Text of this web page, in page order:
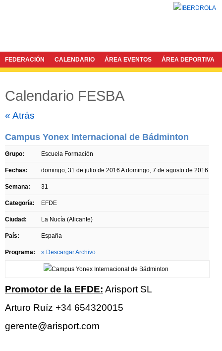
FEDERACIÓN CALENDARIO ÁREA EVENTOS ÁREA DEPORTIVA
Calendario FESBA
« Atrás
Campus Yonex Internacional de Bádminton
Grupo: Escuela Formación
Fechas: domingo, 31 de julio de 2016 Adomingo, 7 de agosto de 2016
Semana: 31
Categoría: EFDE
Ciudad: La Nucía (Alicante)
País: España
Programa: » Descargar Archivo
Promotor de la EFDE: Arisport SL
Arturo Ruíz +34 654320015
gerente@arisport.com